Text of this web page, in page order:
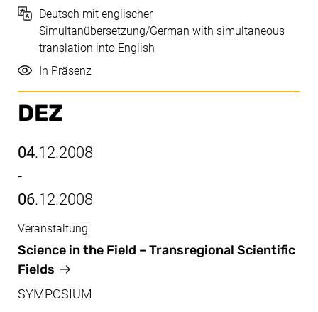
Sprache
Deutsch mit englischer
Simultanübersetzung/German with simultaneous
translation into English
Durchführung
In Präsenz
DEZ
04.12.2008
-
06.12.2008
Dez, 04.12.2008 - 06.12.2008
Science in the Field – Transregional Scientific
Fields
Veranstaltung
SYMPOSIUM